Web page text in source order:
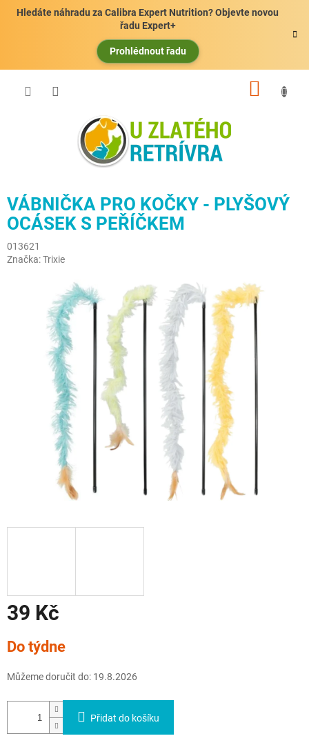
Hledáte náhradu za Calibra Expert Nutrition? Objevte novou
řadu Expert+
Prohlédnout řadu
VÁBNIČKA PRO KOČKY - PLYŠOVÝ
OCÁSEK S PEŘÍČKEM
013621
Značka:Trixie
39 Kč
cena:
Do týdne
Můžeme doručit do: 19.8.2026
Přidat do košíku